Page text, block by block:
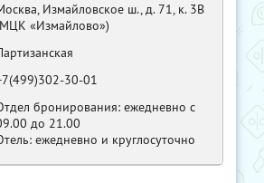
Измайловское ш., д. 71, к. 3В
«Измайлово»)
30-01
бронирования: ежедневно с
до 21.00
ежедневно и круглосуточно